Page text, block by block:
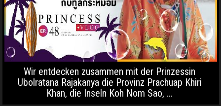
Wir entdecken zusammen mit der Prinzessin
Ubolratana Rajakanya die Provinz Prachuap Khiri
Khan, die Inseln Koh Nom Sao, ...